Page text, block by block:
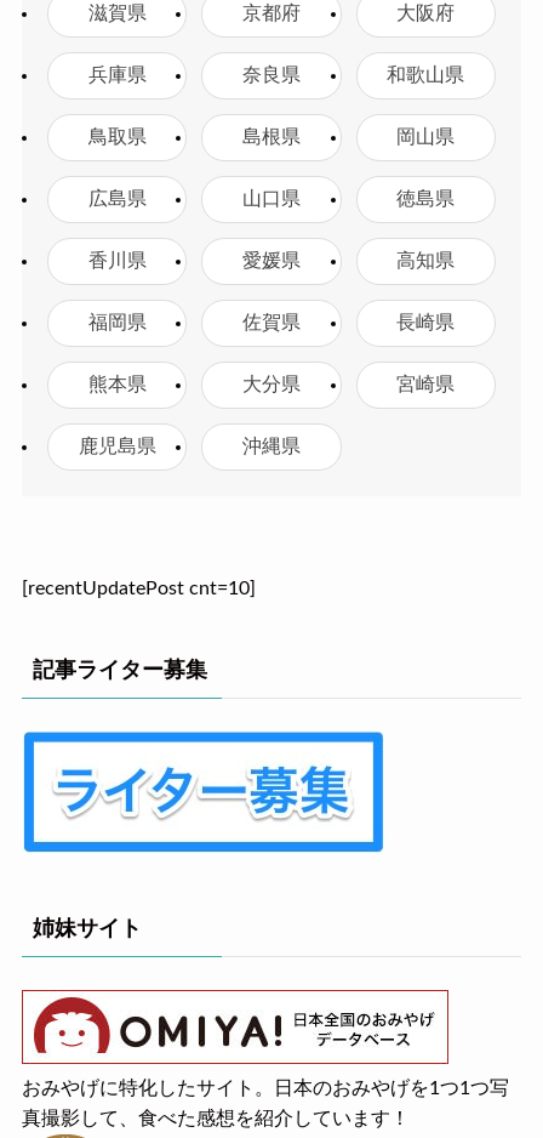
滋賀県 京都府 大阪府
兵庫県 奈良県 和歌山県
鳥取県 島根県 岡山県
広島県 山口県 徳島県
香川県 愛媛県 高知県
福岡県 佐賀県 長崎県
熊本県 大分県 宮崎県
鹿児島県 沖縄県
[recentUpdatePost cnt=10]
記事ライター募集
姉妹サイト
おみやげに特化したサイト。日本のおみやげを1つ1つ写
真撮影して、食べた感想を紹介しています！